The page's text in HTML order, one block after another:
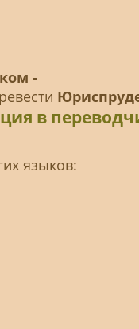
-
в
языков: